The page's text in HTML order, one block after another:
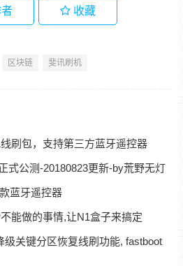
收藏
区块链 斐讯刷机
刷包，支持第三方蓝牙遥控器
式公测-20180823更新-by荒野无灯
蓝牙遥控器
能做的事情,让N1盒子来搞定
级关键分区恢复线刷功能, fastboot